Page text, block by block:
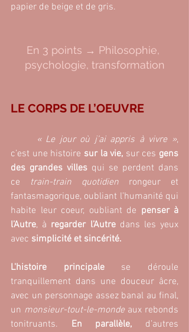
papier de beige et de gris.
En 3 points → Philosophie,
psychologie, transformation
LE CORPS DE L’OEUVRE
	« Le jour où j’ai appris à vivre »
,
c’est une histoire sur la vie, sur ces gens
des grandes villes qui se perdent dans
ce train-train quotidien rongeur et
fantasmagorique, oubliant l’humanité qui
habite leur coeur, oubliant de penser à
l’Autre, à regarder l’Autre dans les yeux
avec simplicité et sincérité.
L'histoire principale se déroule
tranquillement dans une douceur âcre,
avec un personnage assez banal au final,
un monsieur-tout-le-monde aux rebonds
tonitruants. En parallèle, d’autres